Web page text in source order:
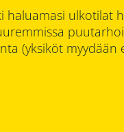
haluamasi ulkotilat
(yksiköt